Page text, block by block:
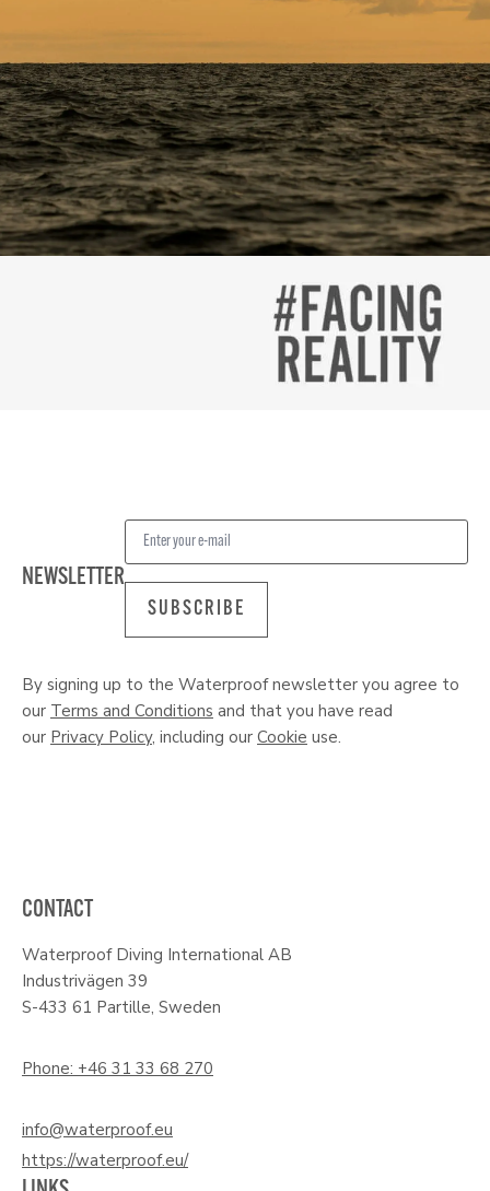
NEWSLETTER
SUBSCRIBE
By signing up to the Waterproof newsletter you agree to
our Terms and Conditions and that you have read
our Privacy Policy, including our Cookie use.
CONTACT
Waterproof Diving International AB
Industrivägen 39
S-433 61 Partille, Sweden
Phone: +46 31 33 68 270
info@waterproof.eu
https://waterproof.eu/